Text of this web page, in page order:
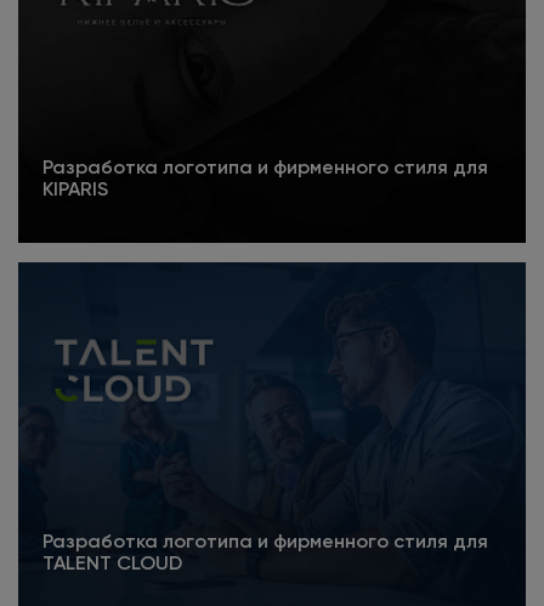
Разработка логотипа и фирменного стиля для
KIPARIS
Подробнее
Разработка логотипа и фирменного стиля для
TALENT CLOUD